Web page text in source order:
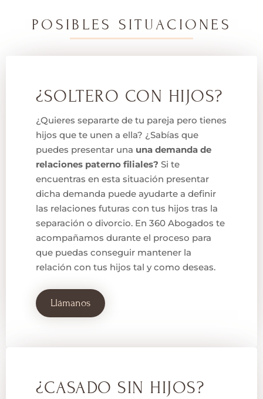
POSIBLES SITUACIONES
¿SOLTERO CON HIJOS?
¿Quieres separarte de tu pareja pero tienes
hijos que te unen a ella? ¿Sabías que
puedes presentar una una demanda de
relaciones paterno filiales? Si te
encuentras en esta situación presentar
dicha demanda puede ayudarte a definir
las relaciones futuras con tus hijos tras la
separación o divorcio. En 360 Abogados te
acompañamos durante el proceso para
que puedas conseguir mantener la
relación con tus hijos tal y como deseas.
Llámanos
¿CASADO SIN HIJOS?